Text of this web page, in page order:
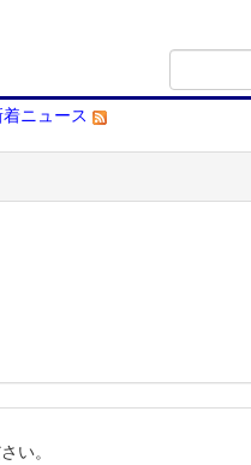
着ニュース
い。